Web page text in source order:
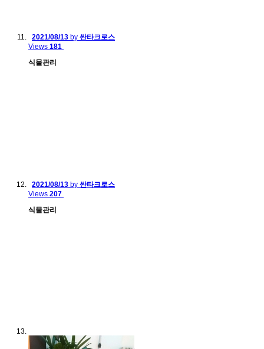
2021/08/13 by 싼타크로스
Views 181
식물관리
2021/08/13 by 싼타크로스
Views 207
식물관리